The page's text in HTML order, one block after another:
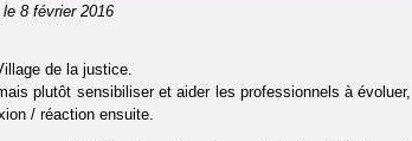
, le 8 février 2016
de la justice.
plutôt sensibiliser et aider les professionnels à évoluer,
/ réaction ensuite.